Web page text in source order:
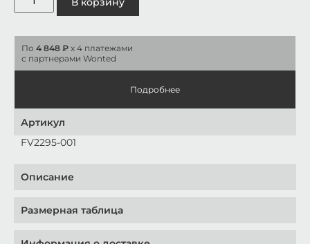
По 4 848 ₽ x 4 платежами
с партнерами Wonted
Подробнее
Артикул
FV2295-001
Описание
Размерная таблица